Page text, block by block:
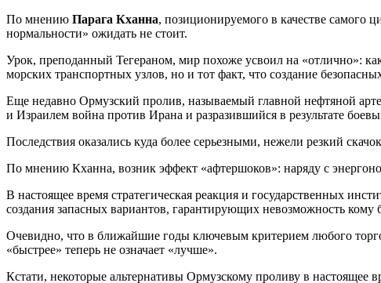
По мнению Парага Кханна, позиционируемого в качестве самого
нормальности» ожидать не стоит.
Урок, преподанный Тегераном, мир похоже усвоил на «отлично»:
морских транспортных узлов, но и тот факт, что создание
Еще недавно Ормузский пролив, называемый главной нефтяной
и Израилем война против Ирана и разразившийся в результате
Последствия оказались куда более серьезными, нежели резкий
По мнению Кханна, возник эффект «афтершоков»: наряду с
В настоящее время стратегическая реакция и государственных
создания запасных вариантов, гарантирующих невозможность
Очевидно, что в ближайшие годы ключевым критерием любого
«быстрее» теперь не означает «лучше».
Кстати, некоторые альтернативы Ормузскому проливу в настоящее